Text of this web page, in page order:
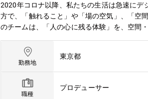
2020年コロナ以降、私たちの生活は急速に
方で、「触れること」や「場の空気」、「空
のチームは、「人の心に残る体験」を、空間
デュサーとして没入型体験を強みに広告主と
ョンです。■クライアントの事業課題やブラ
の演出コンセプト／クリエイティブ要件の設
など)の設計【ポジションの魅力】■国内トッ
新しい挑戦■様々な分野のクリエイター／ビ
勤務地
東京都
職種
プロデューサー